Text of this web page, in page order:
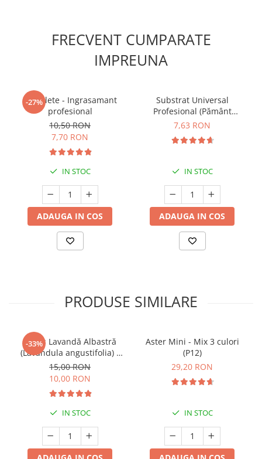
FRECVENT CUMPARATE
IMPREUNA
-27%
5 Tablete - Ingrasamant
profesional
10,50 RON
7,70 RON
IN STOC
ADAUGA IN COS
Substrat Universal
Profesional (Pământ
Premium) - 5 L
7,63 RON
IN STOC
ADAUGA IN COS
PRODUSE SIMILARE
-33%
Butaș Lavandă Albastră
(Lavandula angustifolia) -
Înrădăcinat
15,00 RON
10,00 RON
IN STOC
Aster Mini - Mix 3 culori
(P12)
29,20 RON
IN STOC